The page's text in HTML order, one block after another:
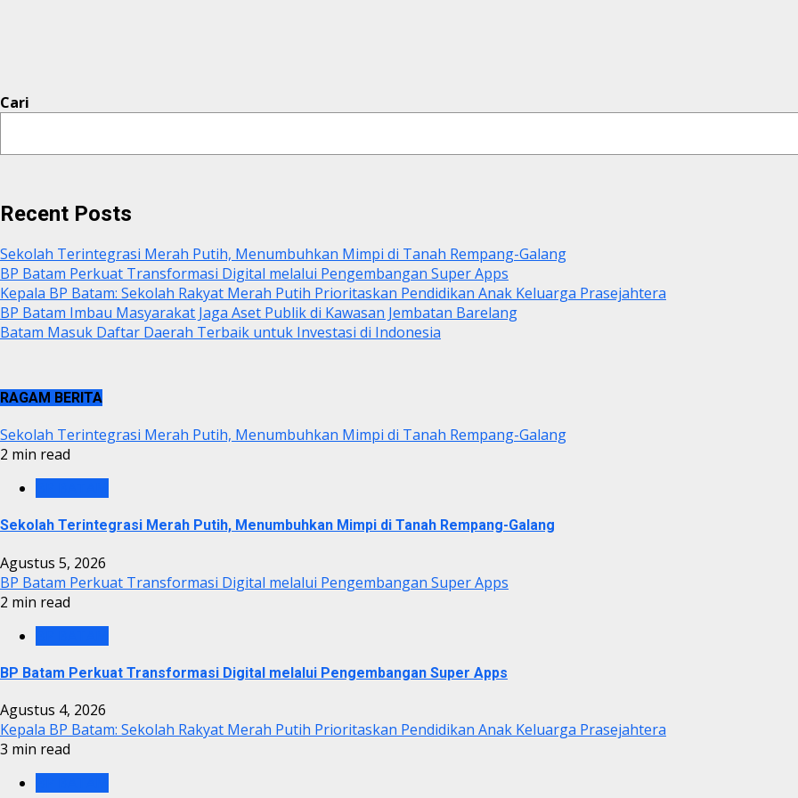
Cari
Recent Posts
Sekolah Terintegrasi Merah Putih, Menumbuhkan Mimpi di Tanah Rempang-Galang
BP Batam Perkuat Transformasi Digital melalui Pengembangan Super Apps
Kepala BP Batam: Sekolah Rakyat Merah Putih Prioritaskan Pendidikan Anak Keluarga Prasejahtera
BP Batam Imbau Masyarakat Jaga Aset Publik di Kawasan Jembatan Barelang
Batam Masuk Daftar Daerah Terbaik untuk Investasi di Indonesia
RAGAM BERITA
Sekolah Terintegrasi Merah Putih, Menumbuhkan Mimpi di Tanah Rempang-Galang
2 min read
Sekolah Terintegrasi Merah Putih, Menumbuhkan Mimpi di Tanah Rempang-Galang
Agustus 5, 2026
BP Batam Perkuat Transformasi Digital melalui Pengembangan Super Apps
2 min read
BP Batam Perkuat Transformasi Digital melalui Pengembangan Super Apps
Agustus 4, 2026
Kepala BP Batam: Sekolah Rakyat Merah Putih Prioritaskan Pendidikan Anak Keluarga Prasejahtera
3 min read